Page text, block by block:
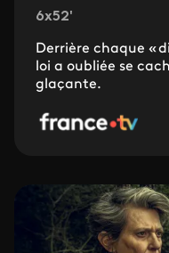
6x52'
Derrière chaque «
loi a oubliée se
glaçante.